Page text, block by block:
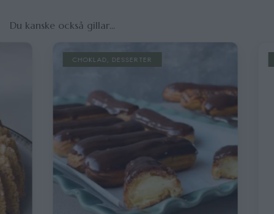
Du kanske också gillar...
DESSERTER